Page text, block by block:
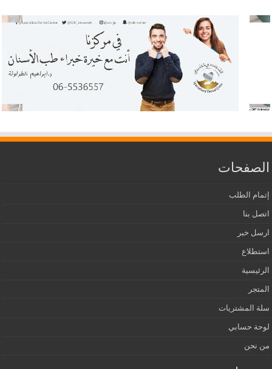
الصفحات
إتمام الطلب
اتصل بنا
ارسل خبر
استطلاع
الرئيسية
المتجر
سلة المشتريات
لوحة حسابي
من نحن